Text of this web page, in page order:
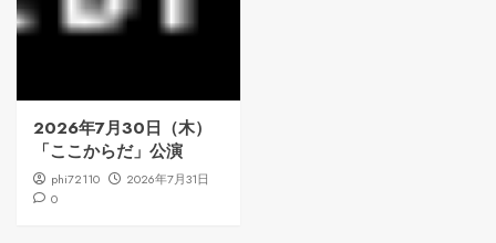
2026年7月30日（木）
「ここからだ」公演
phi72110
2026年7月31日
0